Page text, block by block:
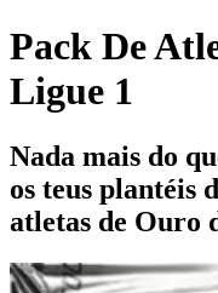
Pack De
Ligue 1
Nada mais do
os teus plantéis
atletas de Ouro